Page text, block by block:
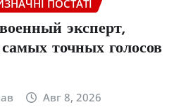
ПОСТАТІ
эксперт,
точных голосов
Авг 8, 2026